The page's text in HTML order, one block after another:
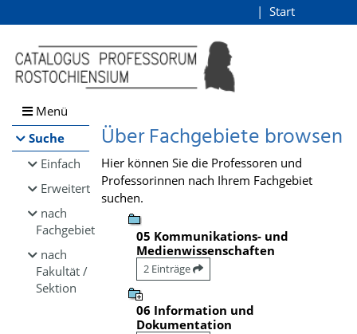
Browsen
direkt zum Inhalt
Start
Menü
Suche
Einfach
Erweitert
nach
Fachgebiet
nach
Fakultät /
Sektion
Über Fachgebiete browsen
Hier können Sie die Professoren und
Professorinnen nach Ihrem Fachgebiet
suchen.
05 Kommunikations- und
Medienwissenschaften
2 Einträge
06 Information und
Dokumentation